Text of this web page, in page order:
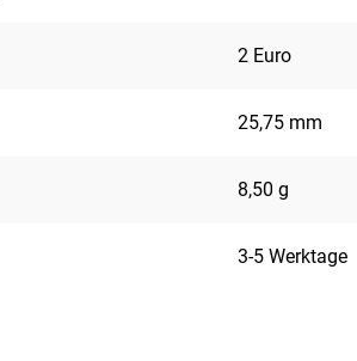
2 Euro
25,75 mm
8,50 g
3-5 Werktage